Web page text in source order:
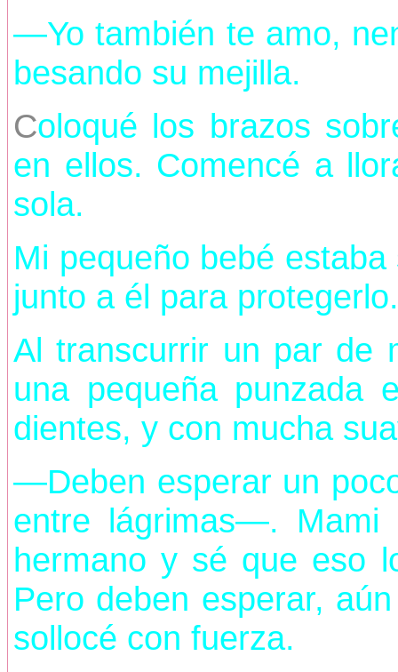
—Yo también te amo,
besando su mejilla.
Coloqué los brazos
en ellos. Comencé a
sola.
Mi pequeño bebé
junto a él para protegerlo.
Al transcurrir un par de
una pequeña
dientes, y con mucha
—Deben esperar un
entre lágrimas—. Mami
hermano y sé que eso
Pero deben esperar,
sollocé con fuerza.